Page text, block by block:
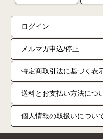
ログイン
メルマガ申込/停止
特定商取引法に基づく表
送料とお支払い方法につ
個人情報の取扱いについ